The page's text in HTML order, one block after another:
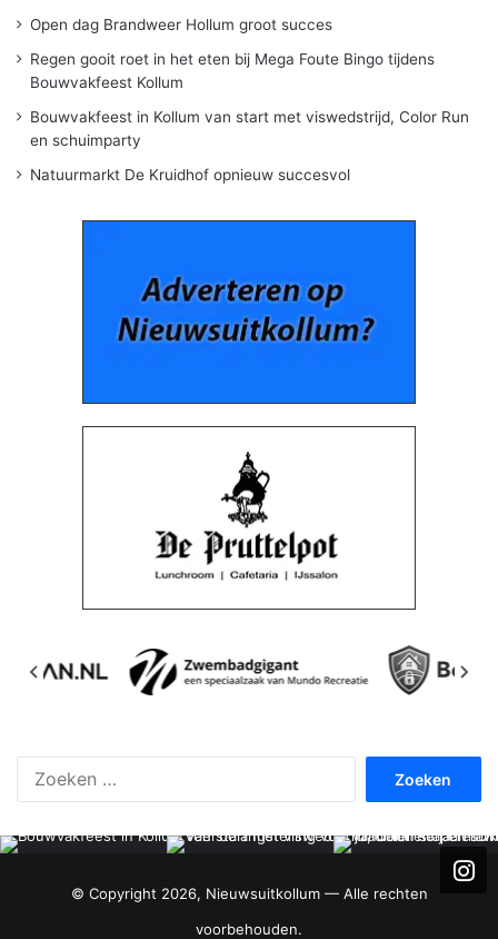
Open dag Brandweer Hollum groot succes
Regen gooit roet in het eten bij Mega Foute Bingo tijdens
Bouwvakfeest Kollum
Bouwvakfeest in Kollum van start met viswedstrijd, Color Run
en schuimparty
Natuurmarkt De Kruidhof opnieuw succesvol
© Copyright 2026, Nieuwsuitkollum — Alle rechten
voorbehouden.